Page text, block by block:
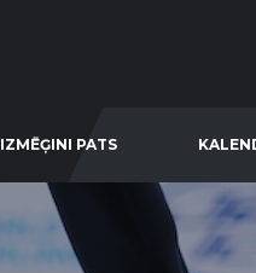
IZMĒĢINI PATS